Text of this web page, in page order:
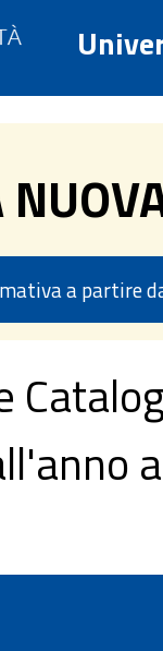
a partire